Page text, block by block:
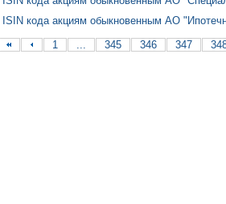
кода акциям обыкновенным АО
1
... 345 346 347